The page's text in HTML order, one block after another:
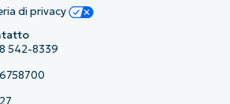
di privacy
542-8339